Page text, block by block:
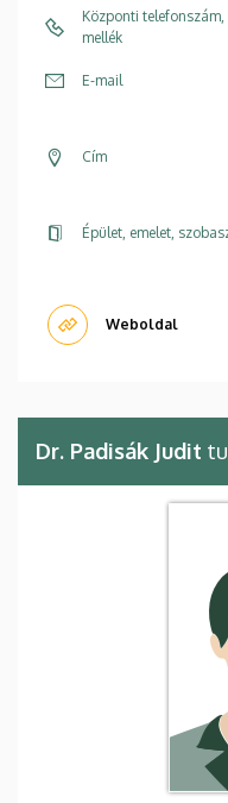
Központi telefonszám,
mellék
E-mail
Cím
Épület, emelet,
Weboldal
Dr. Padisák Judit